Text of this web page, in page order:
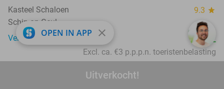
Uitverkocht!
Kasteel Schaloen 9.3 star
Schin op Geul
Verkocht: 740
€102
Excl. ca. €3 p.p.p.n. toeristenbelasting
OPEN IN APP close